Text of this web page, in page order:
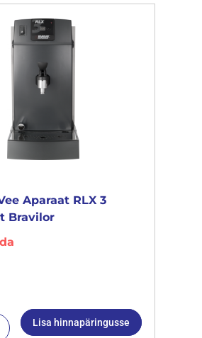
Aparaat RLX 3
Bravilor
Lisa hinnapäringusse